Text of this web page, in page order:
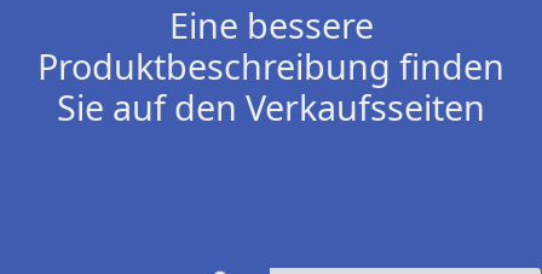
Eine bessere
Produktbeschreibung finden
Sie auf den Verkaufsseiten